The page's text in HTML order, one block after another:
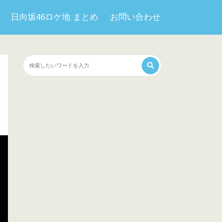
日向坂46ロケ地 まとめ お問い合わせ